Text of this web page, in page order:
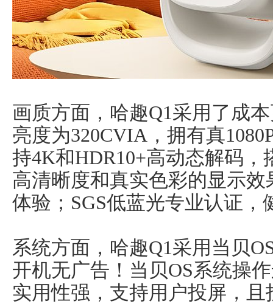
画质方面，哈趣Q1采用了成
亮度为320CVIA，拥有真
持4K和HDR10+高动态解码
高清晰度和真实色彩的显示
体验；SGS低蓝光专业认证
系统方面，哈趣Q1采用当贝
开机无广告！当贝OS系统操
实用性强，支持用户投屏，